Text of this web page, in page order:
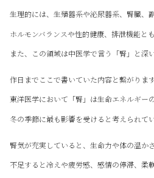
生理的には、生殖器系や泌尿器系、腎臓、
ホルモンバランスや性的健康、排泄機能と
また、この領域は中医学で言う「腎」と深
作日までここで書いていた内容と繋がります
東洋医学において「腎」は生命エネルギー
冬の季節に最も影響を受けると考えられてい
腎気が充実していると、生命力や体の温か
不足すると冷えや疲労感、感情の停滞、柔